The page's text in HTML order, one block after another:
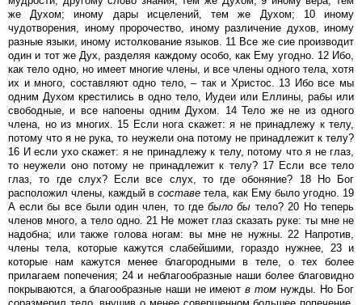
же Духом; иному дары исцелений, тем же Духом; 10 иному
чудотворения, иному пророчество, иному различение духов, иному
разные языки, иному истолкование языков. 11 Все же сие производит
один и тот же Дух, разделяя каждому особо, как Ему угодно. 12 Ибо,
как тело одно, но имеет многие члены, и все члены одного тела, хотя
их и много, составляют одно тело, – так и Христос. 13 Ибо все мы
одним Духом крестились в одно тело, Иудеи или Еллины, рабы или
свободные, и все напоены одним Духом. 14 Тело же не из одного
члена, но из многих. 15 Если нога скажет: я не принадлежу к телу,
потому что я не рука, то неужели она потому не принадлежит к телу?
16 И если ухо скажет: я не принадлежу к телу, потому что я не глаз,
то неужели оно потому не принадлежит к телу? 17 Если все тело
глаз, то где слух? Если все слух, то где обоняние? 18 Но Бог
расположил члены, каждый в составе тела, как Ему было угодно. 19
А если бы все были один член, то где было бы тело? 20 Но теперь
членов много, а тело одно. 21 Не может глаз сказать руке: ты мне не
надобна; или также голова ногам: вы мне не нужны. 22 Напротив,
члены тела, которые кажутся слабейшими, гораздо нужнее, 23 и
которые нам кажутся менее благородными в теле, о тех более
прилагаем попечения; 24 и неблагообразные наши более благовидно
покрываются, а благообразные наши не имеют в том нужды. Но Бог